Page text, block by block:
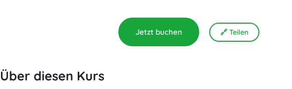
Jetzt buchen 🔗 Teilen
Über diesen Kurs